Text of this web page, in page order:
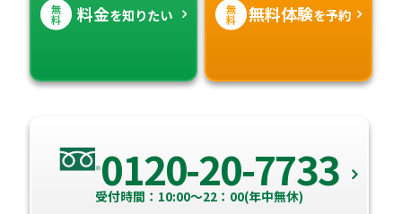
無
料 料金を知りたい 無
料 無料体験を予約
0120-20-7733
受付時間：10:00～22：00(年中無休)